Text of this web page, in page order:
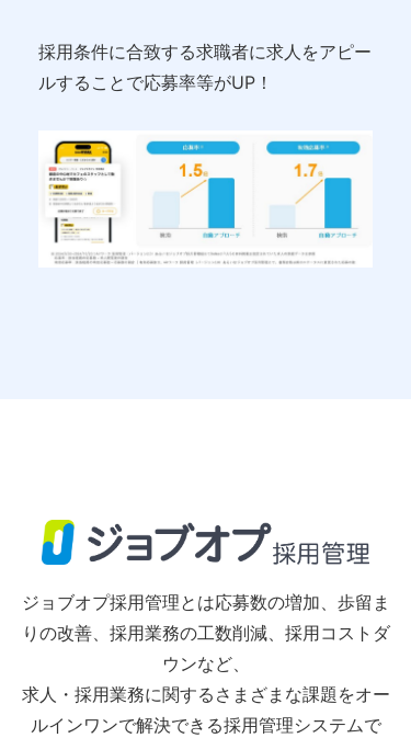
採用条件に合致する求職者に求人をアピー
ルすることで応募率等がUP！
ジョブオプ採用管理とは応募数の増加、歩留ま
りの改善、採用業務の工数削減、採用コストダ
ウンなど、
求人・採用業務に関するさまざまな課題をオー
ルインワンで解決できる採用管理システムで